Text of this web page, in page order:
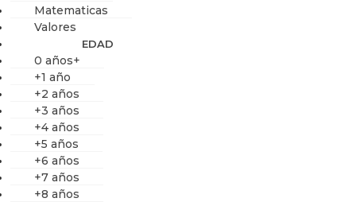
Matematicas
Valores
EDAD
0 años+
+1 año
+2 años
+3 años
+4 años
+5 años
+6 años
+7 años
+8 años